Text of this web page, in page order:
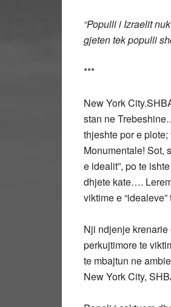
“Populli i Izraelit
gjeten tek populli
***
New York
stan ne
thjeshte por e
Monumentale! Sot,
e idealit”, po te
dhjete kate….
viktime e
Nji ndjenje krenarie
perkujtimore te
te mbajtun ne
New York City,